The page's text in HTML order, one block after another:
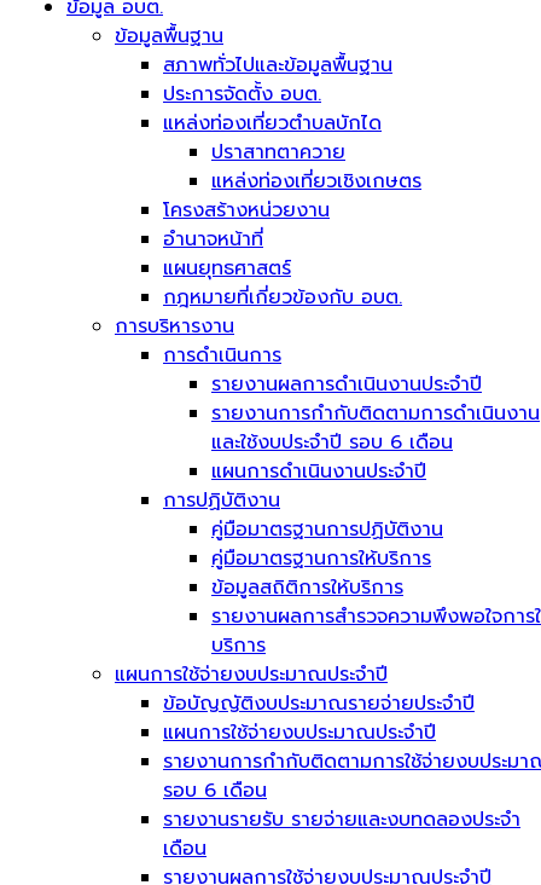
ข้อมูล อบต.
ข้อมูลพื้นฐาน
สภาพทั่วไปและข้อมูลพื้นฐาน
ประการจัดตั้ง อบต.
แหล่งท่องเที่ยวตำบลบักได
ปราสาทตาควาย
แหล่งท่องเที่ยวเชิงเกษตร
โครงสร้างหน่วยงาน
อำนาจหน้าที่
แผนยุทธศาสตร์
กฎหมายที่เกี่ยวข้องกับ อบต.
การบริหารงาน
การดำเนินการ
รายงานผลการดำเนินงานประจำปี
รายงานการกำกับติดตามการดำเนินงาน
และใช้งบประจำปี รอบ 6 เดือน
แผนการดำเนินงานประจำปี
การปฏิบัติงาน
คู่มือมาตรฐานการปฏิบัติงาน
คู่มือมาตรฐานการให้บริการ
ข้อมูลสถิติการให้บริการ
รายงานผลการสำรวจความพึงพอใจการ
บริการ
แผนการใช้จ่ายงบประมาณประจำปี
ข้อบัญญัติงบประมาณรายจ่ายประจำปี
แผนการใช้จ่ายงบประมาณประจำปี
รายงานการกำกับติดตามการใช้จ่ายงบประม
รอบ 6 เดือน
รายงานรายรับ รายจ่ายและงบทดลองประจำ
เดือน
รายงานผลการใช้จ่ายงบประมาณประจำปี